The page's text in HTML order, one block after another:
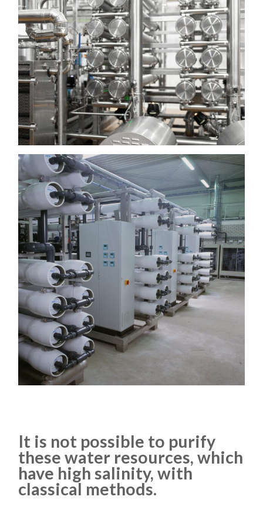
It is not possible to purify
these water resources, which
have high salinity, with
classical methods.